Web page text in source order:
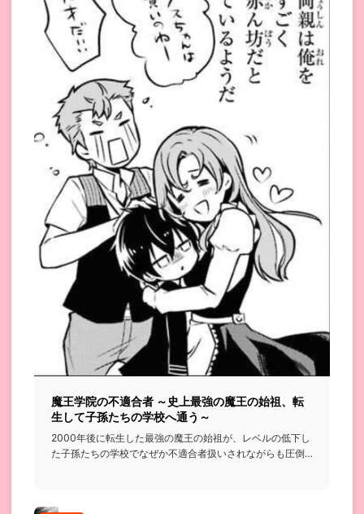
魔王学院の不適合者 ～史上最強の魔王の始祖、転
生して子孫たちの学校へ通う～
2000年後に転生した最強の魔王の始祖が、レベルの低下し
た子孫たちの学校でなぜか不適合者扱いされながらも圧倒